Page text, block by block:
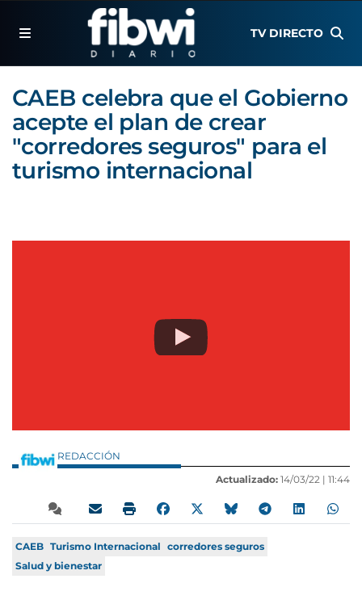
TV DIRECTO
CAEB celebra que el Gobierno
acepte el plan de crear
"corredores seguros" para el
turismo internacional
REDACCIÓN
Actualizado: 14/03/22 | 11:44
CAEB Turismo Internacional corredores seguros
Salud y bienestar